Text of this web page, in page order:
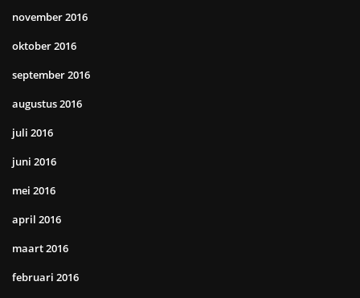
november 2016
oktober 2016
september 2016
augustus 2016
juli 2016
juni 2016
mei 2016
april 2016
maart 2016
februari 2016